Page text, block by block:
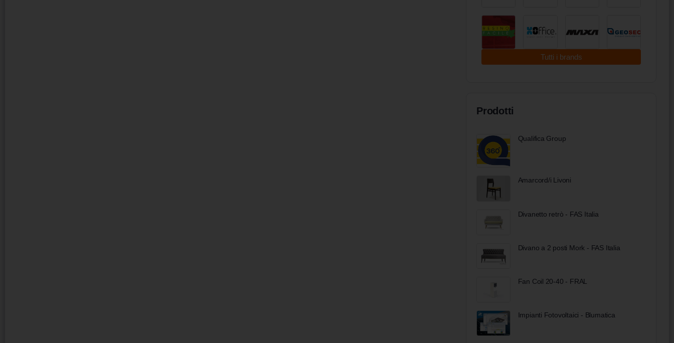
Tutti i brands
Prodotti
Qualifica Group
Amarcord/i Livoni
Divanetto retrò - FAS Italia
Divano a 2 posti Mork - FAS Italia
Fan Coil 20-40 - FRAL
Impianti Fotovoltaici - Blumatica